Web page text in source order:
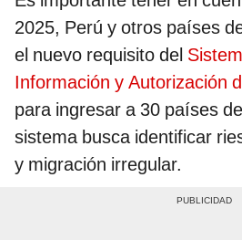
2025, Perú y otros países
el nuevo requisito del
Información y Autorización
para ingresar a 30 países
sistema busca identificar
y migración irregular.